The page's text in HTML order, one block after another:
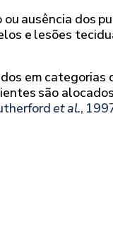
ausência dos
e lesões
em
são
et al.,